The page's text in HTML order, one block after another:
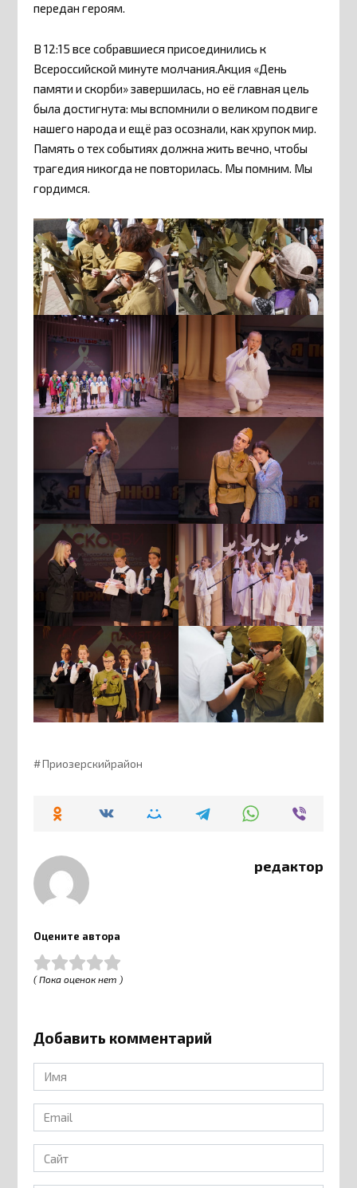
передан героям.
В 12:15 все собравшиеся присоединились к
Всероссийской минуте молчания.Акция «День
памяти и скорби» завершилась, но её главная цель
была достигнута: мы вспомнили о великом подвиге
нашего народа и ещё раз осознали, как хрупок мир.
Память о тех событиях должна жить вечно, чтобы
трагедия никогда не повторилась. Мы помним. Мы
гордимся.
Приозерскийрайон
редактор
Оцените автора
( Пока оценок нет )
Добавить комментарий
Имя
*
Email
*
Сайт